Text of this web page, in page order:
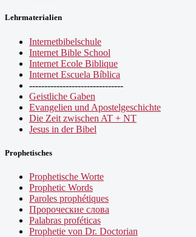
Lehrmaterialien
Internetbibelschule
Internet Bible School
Internet Ecole Biblique
Internet Escuela Bíblica
-------------------------------
Geistliche Gaben
Evangelien und Apostelgeschichte
Die Zeit zwischen AT + NT
Jesus in der Bibel
Prophetisches
Prophetische Worte
Prophetic Words
Paroles prophétiques
Пророческие слова
Palabras proféticas
Prophetie von Dr. Doctorian